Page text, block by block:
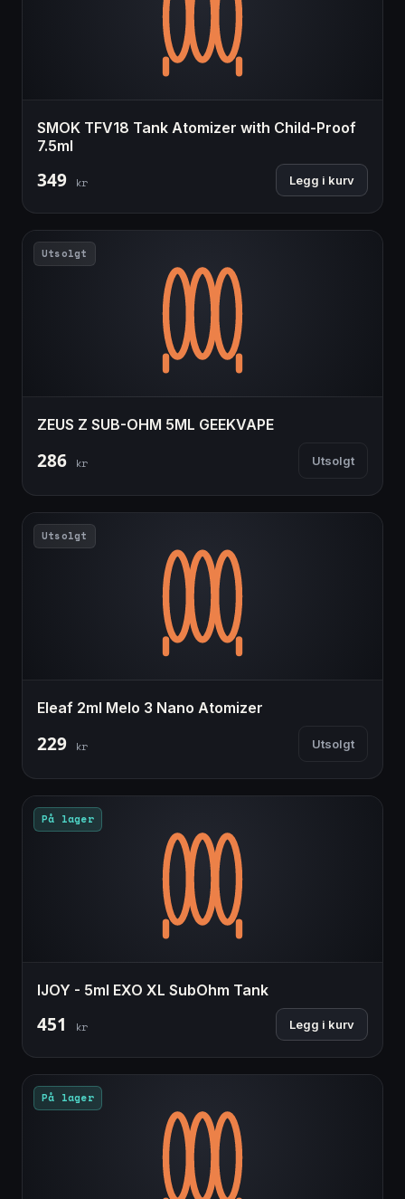
SMOK TFV18 Tank Atomizer with Child-Proof
7.5ml
349 kr Legg i kurv
Utsolgt
ZEUS Z SUB-OHM 5ML GEEKVAPE
286 kr Utsolgt
Utsolgt
Eleaf 2ml Melo 3 Nano Atomizer
229 kr Utsolgt
På lager
IJOY - 5ml EXO XL SubOhm Tank
451 kr Legg i kurv
På lager